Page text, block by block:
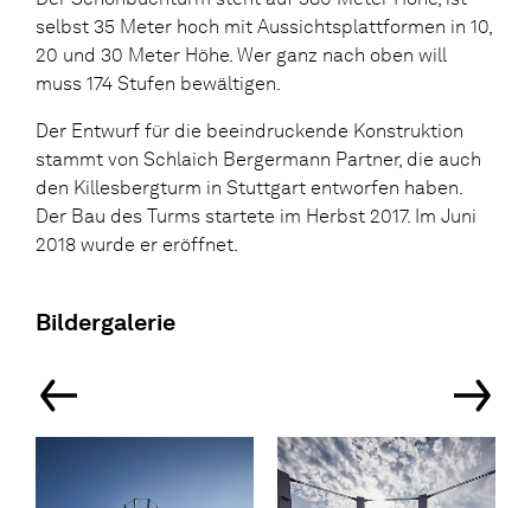
selbst 35 Meter hoch mit Aussichtsplattformen in 10,
20 und 30 Meter Höhe. Wer ganz nach oben will
muss 174 Stufen bewältigen.
Der Entwurf für die beeindruckende Konstruktion
stammt von Schlaich Bergermann Partner, die auch
den Killesbergturm in Stuttgart entworfen haben.
Der Bau des Turms startete im Herbst 2017. Im Juni
2018 wurde er eröffnet.
Bildergalerie